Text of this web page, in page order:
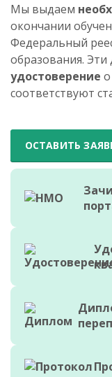
Мы выдаем
окончании
Федеральный
образования.
удостоверение
соответствуют
ОСТАВИТЬ